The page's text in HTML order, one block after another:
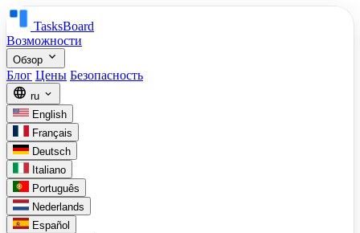
TasksBoard
Возможности
Обзор expand_more
Блог Цены Безопасность
language ru expand_more
English
Français
Deutsch
Italiano
Português
Nederlands
Español